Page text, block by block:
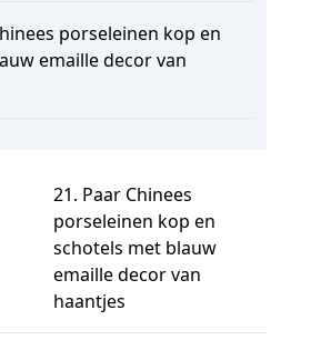
porseleinen kop en
emaille decor van
21. Paar Chinees
porseleinen kop en
schotels met blauw
emaille decor van
haantjes